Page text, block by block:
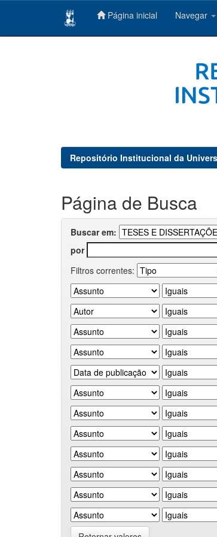
Página inicial Navegar
Repositório Institucional da
Página de Busca
Buscar em:
por
Filtros correntes: